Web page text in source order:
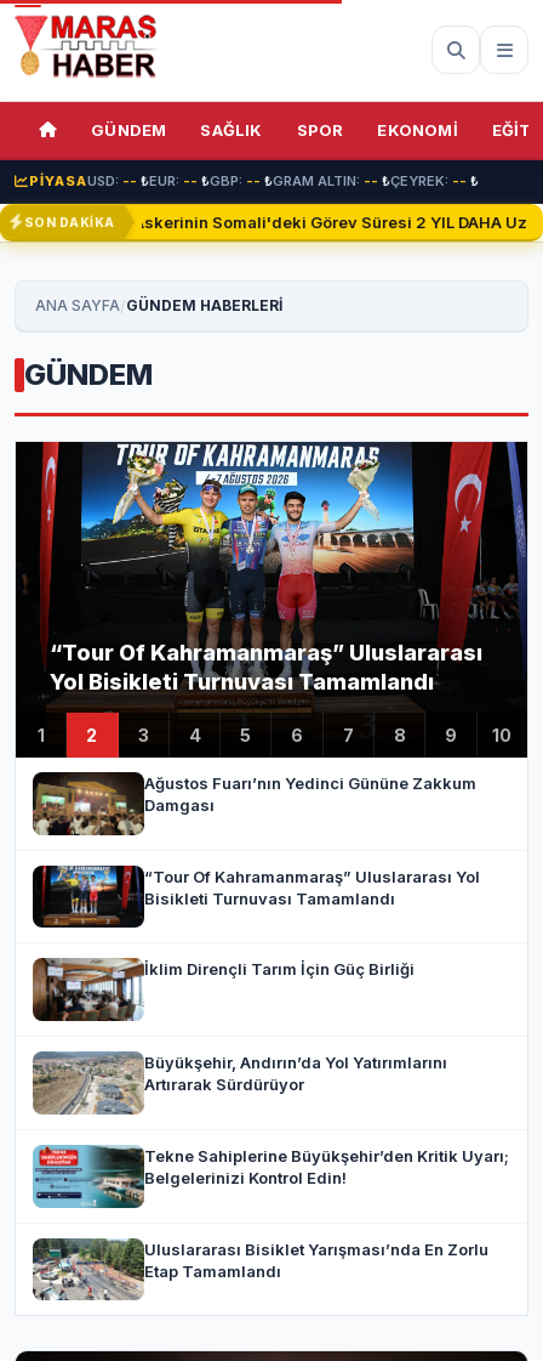
GÜNDEM SAĞLIK SPOR EKONOMİ
PİYASAUSD: -- ₺EUR: -- ₺GBP: -- ₺GRAM ALTIN: -- ₺ÇEYREK: -- ₺
SON DAKİKATürk Askerinin Somali'deki Görev Süresi 2 YIL DAHA Uzatıldı
ANA SAYFA/GÜNDEM HABERLERİ
GÜNDEM
“Tour Of Kahramanmaraş” Uluslararası
Yol Bisikleti Turnuvası Tamamlandı
1 2 3 4 5 6 7 8 9 10
Ağustos Fuarı’nın Yedinci Gününe Zakkum
Damgası
“Tour Of Kahramanmaraş” Uluslararası Yol
Bisikleti Turnuvası Tamamlandı
İklim Dirençli Tarım İçin Güç Birliği
Büyükşehir, Andırın’da Yol Yatırımlarını
Artırarak Sürdürüyor
Tekne Sahiplerine Büyükşehir’den Kritik Uyarı;
Belgelerinizi Kontrol Edin!
Uluslararası Bisiklet Yarışması’nda En Zorlu
Etap Tamamlandı